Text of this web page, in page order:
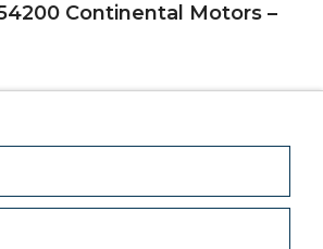
Continental Motors –